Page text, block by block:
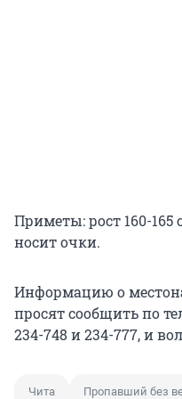
Приметы: рост 160-165
носит очки.
Информацию о
просят сообщить по
234-748 и 234-777, и
Чита Пропавший без